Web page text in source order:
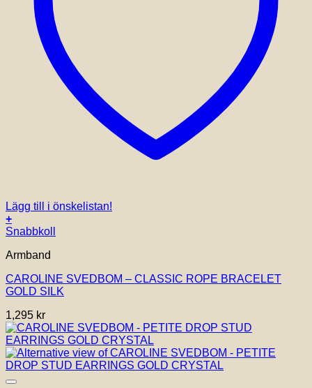
Lägg till i önskelistan!
+
Snabbkoll
Armband
CAROLINE SVEDBOM – CLASSIC ROPE BRACELET
GOLD SILK
1,295 kr